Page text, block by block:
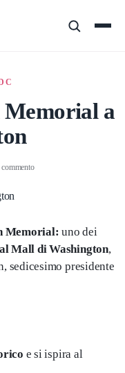
a
Memorial:uno dei
Mall di Washington,
sedicesimo presidente
e si ispira al